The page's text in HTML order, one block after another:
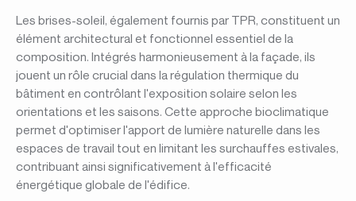
Les brises-soleil, également fournis par TPR, constituent un
élément architectural et fonctionnel essentiel de la
composition. Intégrés harmonieusement à la façade, ils
jouent un rôle crucial dans la régulation thermique du
bâtiment en contrôlant l'exposition solaire selon les
orientations et les saisons. Cette approche bioclimatique
permet d'optimiser l'apport de lumière naturelle dans les
espaces de travail tout en limitant les surchauffes estivales,
contribuant ainsi significativement à l'efficacité
énergétique globale de l'édifice.